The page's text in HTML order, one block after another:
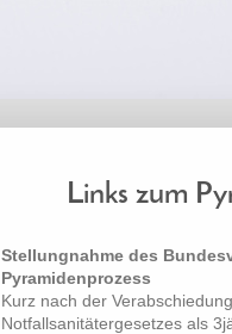
Links zum
Stellungnahme des
Pyramidenprozess
Kurz nach der
Notfallsanitätergesetzes als